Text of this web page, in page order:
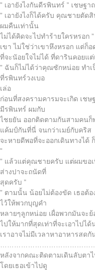
” เอายังไงกันดีรพินทร์ ” เชษฐา
” เอายังไงก็ได้ครับ คุณชายตัด
ผมคืนเท่านั้น
ไม่ได้คิดจะไปทำร้ายใครหรอก
เขา ไม่ใช่ว่าเขาหึงหรอก แต่ก็อ
ที่จะนัอยใจไม่ได้ ที่ดารินคอยแ
” ฉันก็ไม่ได้ว่าคุณซักหน่อย ทำ
ที่รพินทร์วงเบอ
เล่อ
ก่อนที่สงครามคารมจะเกิด เช
มีรพินทร์ ผมกับ
ไชยยัน ออกติดตามกันสามคนก็
แค้มป์กันที่นี่ จนกว่าเมย์กับคริส
จะหายดีพอที่จะออกเดินทางได้
”
” แล้วแต่คุณชายครับ แต่ผมขอเ
ส่างปาจะถนัดที่
สุดครับ ”
” ตามนั้น น้อยไม่ต้องขัด เธอต้
ไว้ให้พวกบุญคำ
หลายๆลูกหน่อย เผื่อพวกมันจะย้
ไปให้มากที่สุดเท่าที่จะเอาไปได้
เราอาจไม่มีเวลาหาอาหารสดกั
หลังจากคณะติดตามเดินลับตา
โดยเธอเข้าไปดู